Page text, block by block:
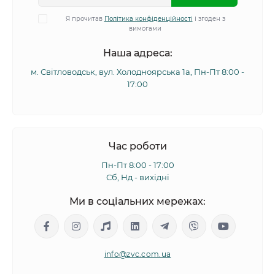
Я прочитав Політика конфіденційності і згоден з
вимогами
Наша адреса:
м. Світловодськ, вул. Холодноярська 1а, Пн-Пт 8:00 -
17:00
Час роботи
Пн-Пт 8:00 - 17:00
Сб, Нд - вихідні
Ми в соціальних мережах:
info@zvc.com.ua